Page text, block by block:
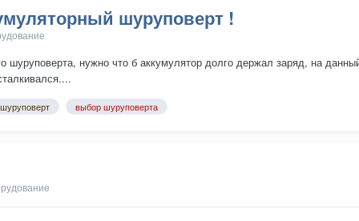
шуруповерт !
шуруповерта, нужно что б аккумулятор долго держал заряд, на
выбор шуруповерта